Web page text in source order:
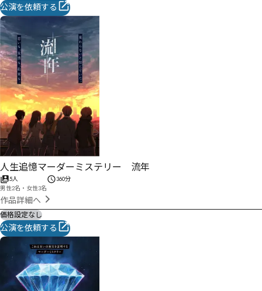
公演を依頼する
人生追憶マーダーミステリー 流年
5人
男性2名・女性3名
360分
作品詳細へ
価格設定なし
公演を依頼する